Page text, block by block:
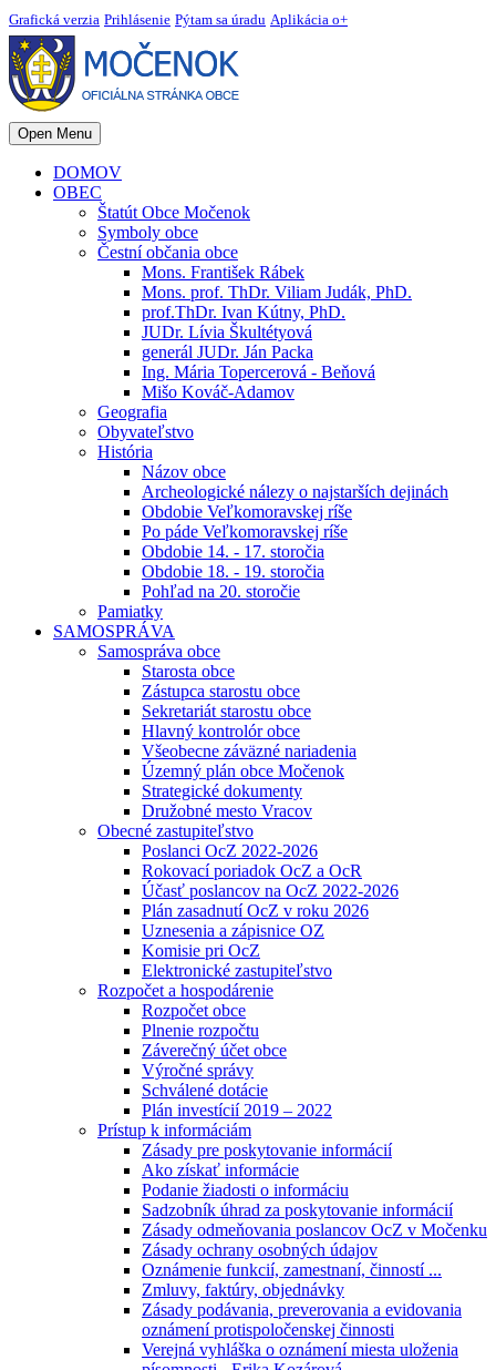
Grafická verzia Prihlásenie Pýtam sa úradu Aplikácia o+
Open Menu
DOMOV
OBEC
Štatút Obce Močenok
Symboly obce
Čestní občania obce
Mons. František Rábek
Mons. prof. ThDr. Viliam Judák, PhD.
prof.ThDr. Ivan Kútny, PhD.
JUDr. Lívia Škultétyová
generál JUDr. Ján Packa
Ing. Mária Topercerová - Beňová
Mišo Kováč-Adamov
Geografia
Obyvateľstvo
História
Názov obce
Archeologické nálezy o najstarších dejinách
Obdobie Veľkomoravskej ríše
Po páde Veľkomoravskej ríše
Obdobie 14. - 17. storočia
Obdobie 18. - 19. storočia
Pohľad na 20. storočie
Pamiatky
SAMOSPRÁVA
Samospráva obce
Starosta obce
Zástupca starostu obce
Sekretariát starostu obce
Hlavný kontrolór obce
Všeobecne záväzné nariadenia
Územný plán obce Močenok
Strategické dokumenty
Družobné mesto Vracov
Obecné zastupiteľstvo
Poslanci OcZ 2022-2026
Rokovací poriadok OcZ a OcR
Účasť poslancov na OcZ 2022-2026
Plán zasadnutí OcZ v roku 2026
Uznesenia a zápisnice OZ
Komisie pri OcZ
Elektronické zastupiteľstvo
Rozpočet a hospodárenie
Rozpočet obce
Plnenie rozpočtu
Záverečný účet obce
Výročné správy
Schválené dotácie
Plán investícií 2019 – 2022
Prístup k informáciám
Zásady pre poskytovanie informácií
Ako získať informácie
Podanie žiadosti o informáciu
Sadzobník úhrad za poskytovanie informácií
Zásady odmeňovania poslancov OcZ v Močenku
Zásady ochrany osobných údajov
Oznámenie funkcií, zamestnaní, činností ...
Zmluvy, faktúry, objednávky
Zásady podávania, preverovania a evidovania
oznámení protispoločenskej činnosti
Verejná vyhláška o oznámení miesta uloženia